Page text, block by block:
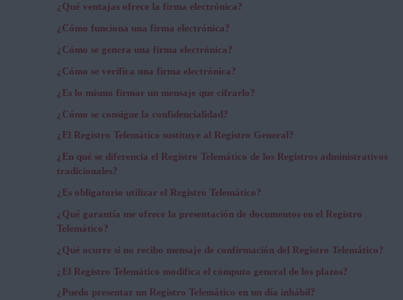
¿Qué ventajas ofrece la firma electrónica?
¿Cómo funciona una firma electrónica?
¿Cómo se genera una firma electrónica?
¿Cómo se verifica una firma electrónica?
¿Es lo mismo firmar un mensaje que cifrarlo?
¿Cómo se consigue la confidencialidad?
¿El Registro Telemático sustituye al Registro General?
¿En qué se diferencia el Registro Telemático de los Registros administrativos
tradicionales?
¿Es obligatorio utilizar el Registro Telemático?
¿Qué garantía me ofrece la presentación de documentos en el Registro
Telemático?
¿Qué ocurre si no recibo mensaje de confirmación del Registro Telemático?
¿El Registro Telemático modifica el cómputo general de los plazos?
¿Puedo presentar un Registro Telemático en un día inhábil?